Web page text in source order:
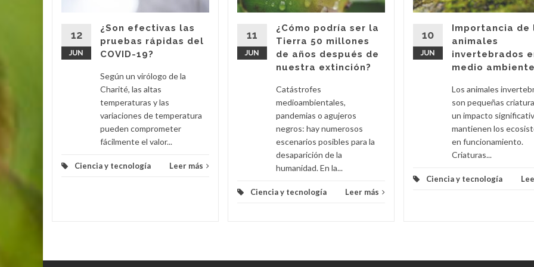
12
JUN
¿Son efectivas las
pruebas rápidas del
COVID-19?
Según un virólogo de la
Charité, las altas
temperaturas y las
variaciones de temperatura
pueden comprometer
fácilmente el valor...
Ciencia y tecnología Leer más
11
JUN
¿Cómo podría ser la
Tierra 50 millones
de años después de
nuestra extinción?
Catástrofes
medioambientales,
pandemias o agujeros
negros: hay numerosos
escenarios posibles para la
desaparición de la
humanidad. En la...
Ciencia y tecnología Leer más
10
JUN
Importancia de
animales
invertebrados
medio ambiente
Los animales
son pequeñas
un impacto
mantienen los
en funcionamiento.
Criaturas...
Ciencia y tecnología